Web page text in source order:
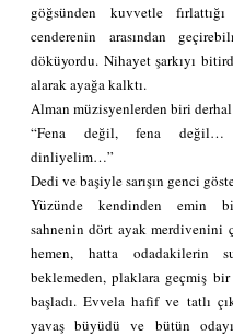
göğsünden kuvvetle
cenderenin arasından
döküyordu. Nihayet şarkıyı
alarak ayağa kalktı.
Alman müzisyenlerden biri
“Fena değil, fena
dinliyelim…”
Dedi ve başiyle sarışın genci
Yüzünde kendinden emin
sahnenin dört ayak merdivenini
hemen, hatta odadakilerin
beklemeden, plaklara geçmiş bir
başladı. Evvela hafif ve tatlı
yavaş büyüdü ve bütün